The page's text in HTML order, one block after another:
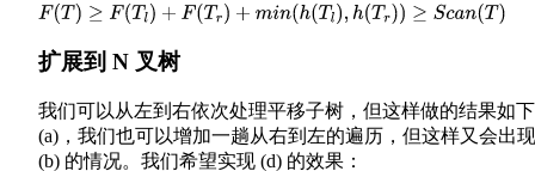
F(T)≥ F(Tl)+F(T r)+min(h( Tl ),h(Tr))≥Scan (T)
扩展到 N 叉树
我们可以从左到右依次处理平移子树，但这样做的结果如
(a)，我们也可以增加一趟从右到左的遍历，但这样又会出现
(b) 的情况。我们希望实现 (d) 的效果：